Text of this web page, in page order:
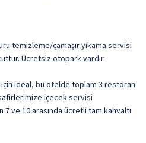
temizleme/çamaşır yıkama servisi
Ücretsiz otopark vardır.
ideal, bu otelde toplam 3 restoran
içecek servisi
ve 10 arasında ücretli tam kahvaltı